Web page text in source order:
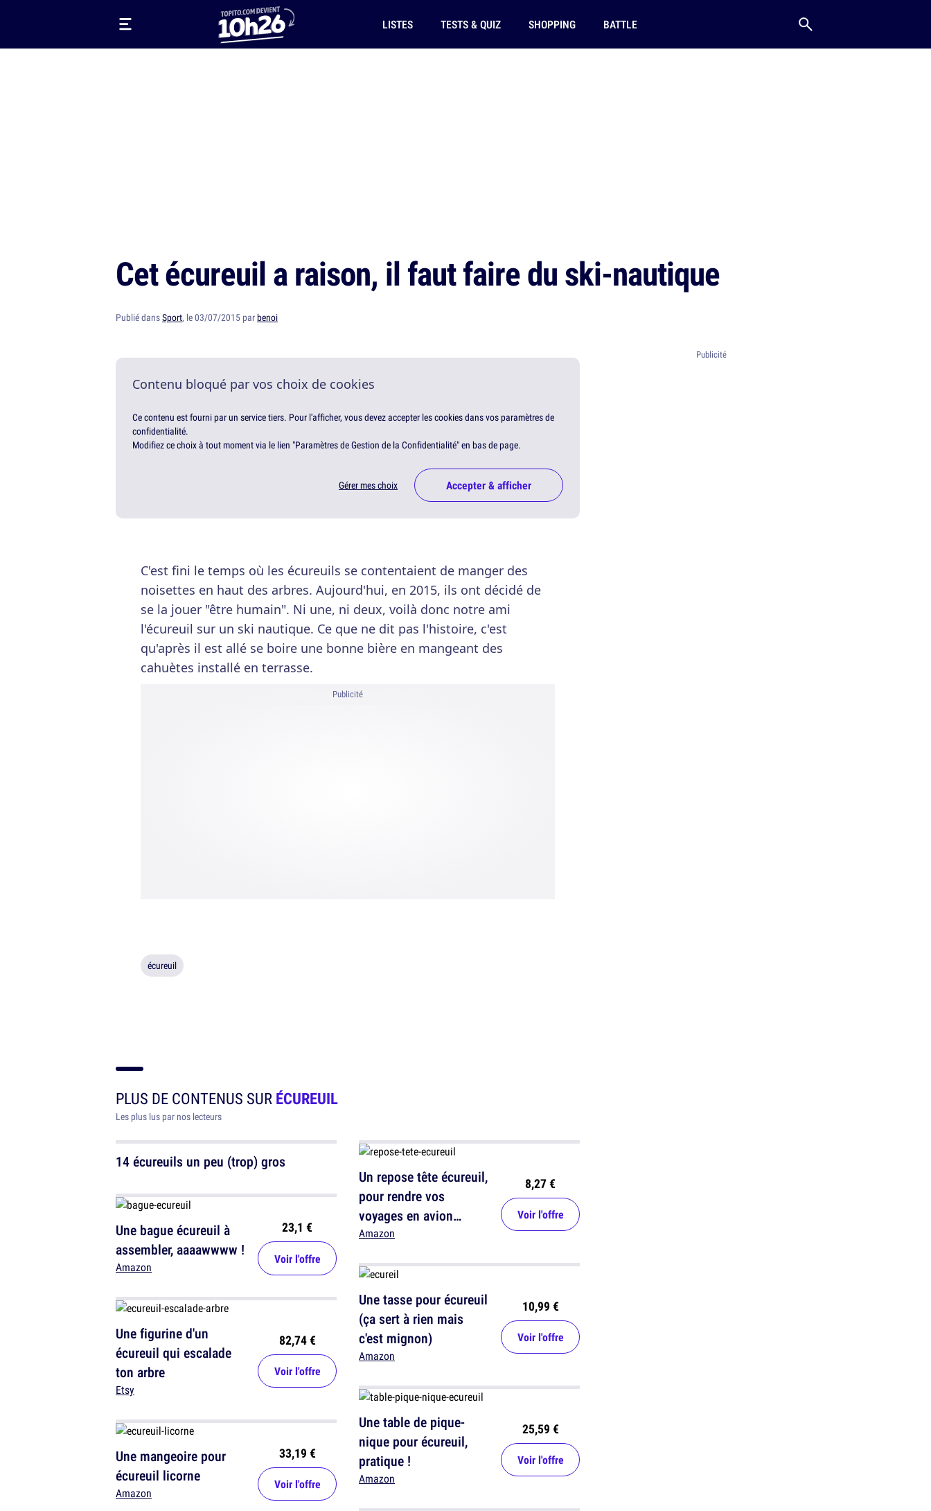
LISTES TESTS & QUIZ SHOPPING BATTLE
Cet écureuil a raison, il faut faire du ski-nautique
Publié dansSport, le 03/07/2015 parbenoi
Contenu bloqué par vos choix de cookies
Ce contenu est fourni par un service tiers. Pour l'afficher, vous devez accepter les cookies dans vos paramètres de
confidentialité.
Modifiez ce choix à tout moment via le lien "Paramètres de Gestion de la Confidentialité" en bas de page.
Gérer mes choix Accepter & afficher
C'est fini le temps où les écureuils se contentaient de manger des
noisettes en haut des arbres. Aujourd'hui, en 2015, ils ont décidé de
se la jouer "être humain". Ni une, ni deux, voilà donc notre ami
l'écureuil sur un ski nautique. Ce que ne dit pas l'histoire, c'est
qu'après il est allé se boire une bonne bière en mangeant des
cahuètes installé en terrasse.
Publicité
écureuil
PLUS DE CONTENUS SURÉCUREUIL
Les plus lus par nos lecteurs
14 écureuils un peu (trop) gros
Une bague écureuil à
assembler, aaaawwww !
Amazon
23,1 €
Voir l'offre
Une figurine d'un
écureuil qui escalade
ton arbre
Etsy
82,74 €
Voir l'offre
Une mangeoire pour
écureuil licorne
Amazon
33,19 €
Voir l'offre
Un repose tête écureuil,
pour rendre vos
voyages en avion
beaucoup plus
Amazon
8,27 €
Voir l'offre
Une tasse pour écureuil
(ça sert à rien mais
c'est mignon)
Amazon
10,99 €
Voir l'offre
Une table de pique-
nique pour écureuil,
pratique !
Amazon
25,59 €
Voir l'offre